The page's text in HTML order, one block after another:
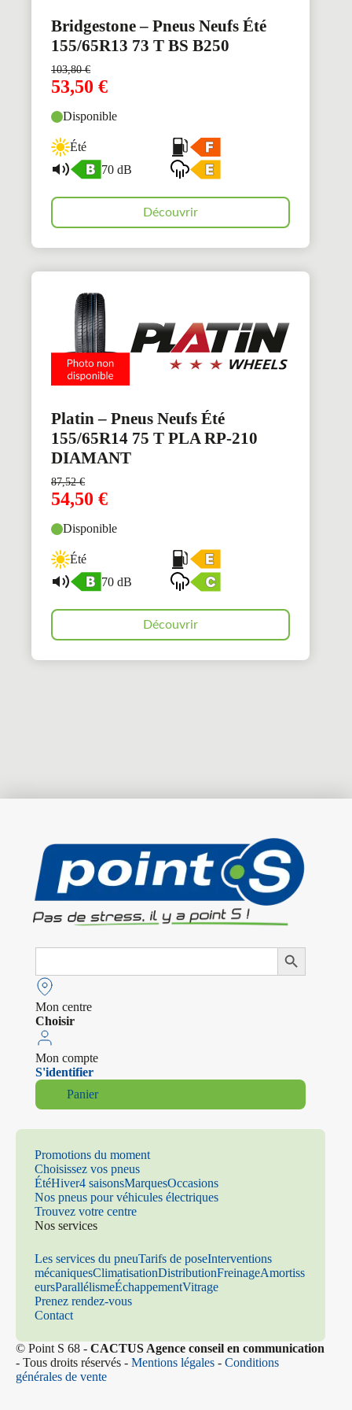
Bridgestone – Pneus Neufs Été
155/65R13 73 T BS B250
103,80€
53,50 €
Disponible
Été
70 dB
Découvrir
Platin – Pneus Neufs Été
155/65R14 75 T PLA RP-210
DIAMANT
87,52€
54,50 €
Disponible
Été
70 dB
Découvrir
Search
Search Button
Mon centre
Choisir
Mon compte
S'identifier
Panier
Promotions du moment
Choisissez vos pneus
ÉtéHiver4 saisonsMarquesOccasions
Nos pneus pour véhicules électriques
Trouvez votre centre
Nos services
Les services du pneuTarifs de poseInterventions
mécaniquesClimatisationDistributionFreinageAmortiss
eursParallélismeÉchappementVitrage
Prenez rendez-vous
Contact
© Point S 68 - CACTUS Agence conseil en communication
- Tous droits réservés - Mentions légales - Conditions
générales de vente